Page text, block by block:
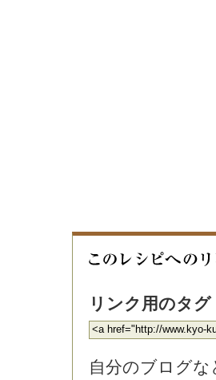
リンク用のタグ
自分のブログ